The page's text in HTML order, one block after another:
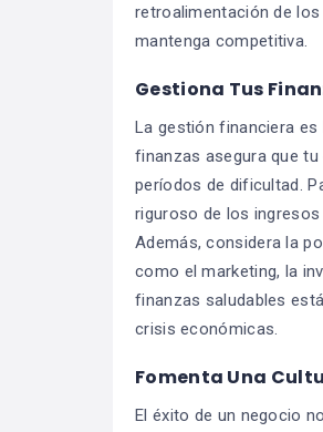
retroalimentación de
mantenga competitiva.
Gestiona Tus
La gestión financiera es
finanzas asegura que
períodos de dificultad.
riguroso de los
Además, considera la
como el marketing, la
finanzas saludables
crisis económicas.
Fomenta Una
El éxito de un negocio